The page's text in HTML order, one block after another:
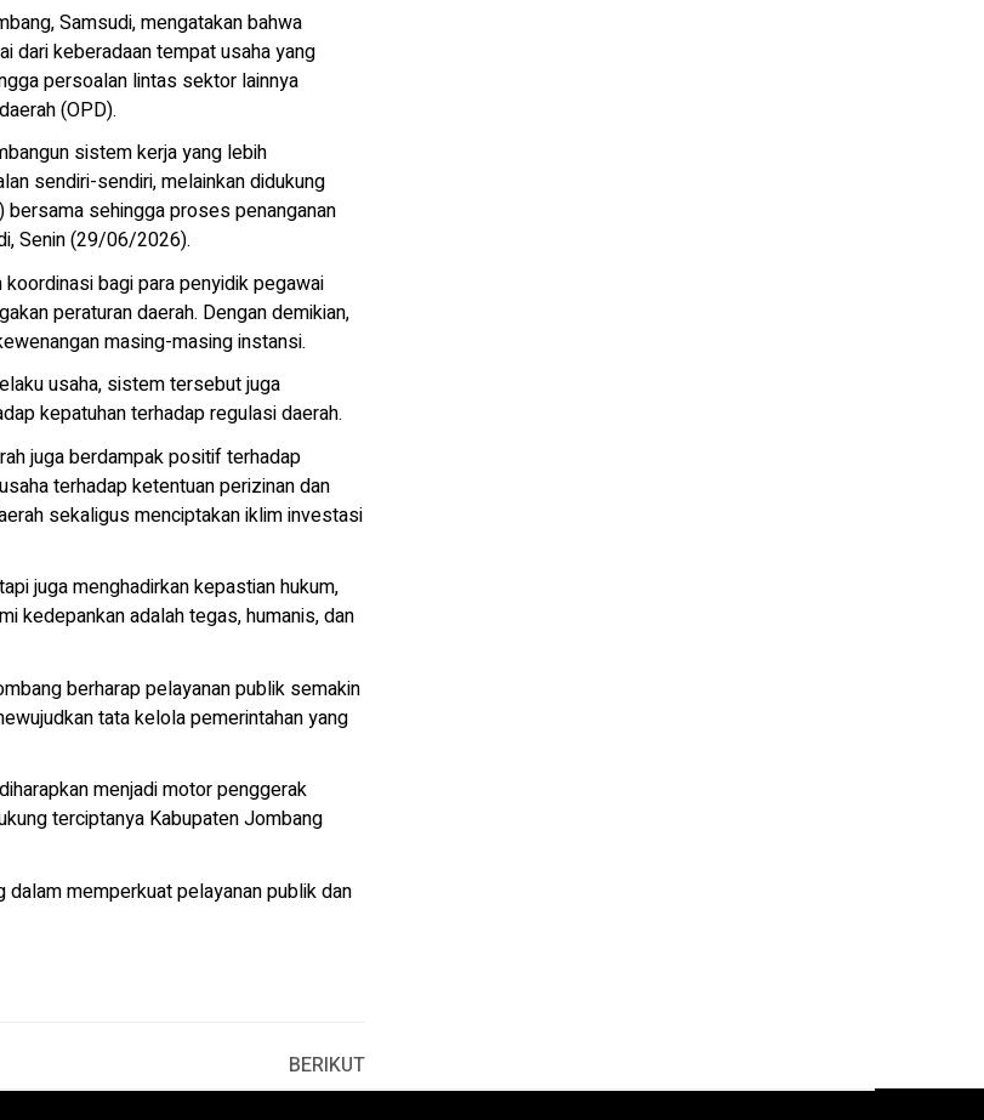
Samsudi, mengatakan bahwa
dari keberadaan tempat usaha yang
persoalan lintas sektor lainnya
(OPD).
sistem kerja yang lebih
sendiri-sendiri, melainkan didukung
sehingga proses penanganan
Senin (29/06/2026).
bagi para penyidik pegawai
peraturan daerah. Dengan demikian,
masing-masing instansi.
usaha, sistem tersebut juga
kepatuhan terhadap regulasi daerah.
juga berdampak positif terhadap
terhadap ketentuan perizinan dan
sekaligus menciptakan iklim investasi
juga menghadirkan kepastian hukum,
kedepankan adalah tegas, humanis, dan
berharap pelayanan publik semakin
tata kelola pemerintahan yang
menjadi motor penggerak
terciptanya Kabupaten Jombang
memperkuat pelayanan publik dan
BERIKUT